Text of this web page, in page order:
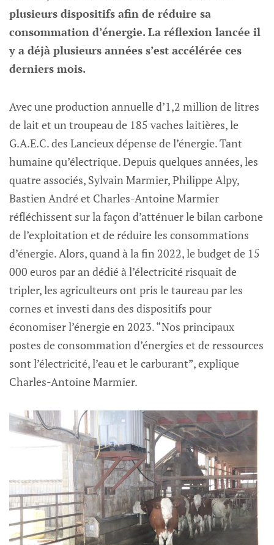
plusieurs dispositifs afin de réduire sa
consommation d’énergie. La réflexion lancée il
y a déjà plusieurs années s’est accélérée ces
derniers mois.
Avec une production annuelle d’1,2 million de litres
de lait et un troupeau de 185 vaches laitières, le
G.A.E.C. des Lancieux dépense de l’énergie. Tant
humaine qu’électrique. Depuis quelques années, les
quatre associés, Sylvain Marmier, Philippe Alpy,
Bastien André et Charles-Antoine Marmier
réfléchissent sur la façon d’atténuer le bilan carbone
de l’exploitation et de réduire les consommations
d’énergie. Alors, quand à la fin 2022, le budget de 15
000 euros par an dédié à l’électricité risquait de
tripler, les agriculteurs ont pris le taureau par les
cornes et investi dans des dispositifs pour
économiser l’énergie en 2023. “Nos principaux
postes de consommation d’énergies et de ressources
sont l’électricité, l’eau et le carburant”, explique
Charles-Antoine Marmier.